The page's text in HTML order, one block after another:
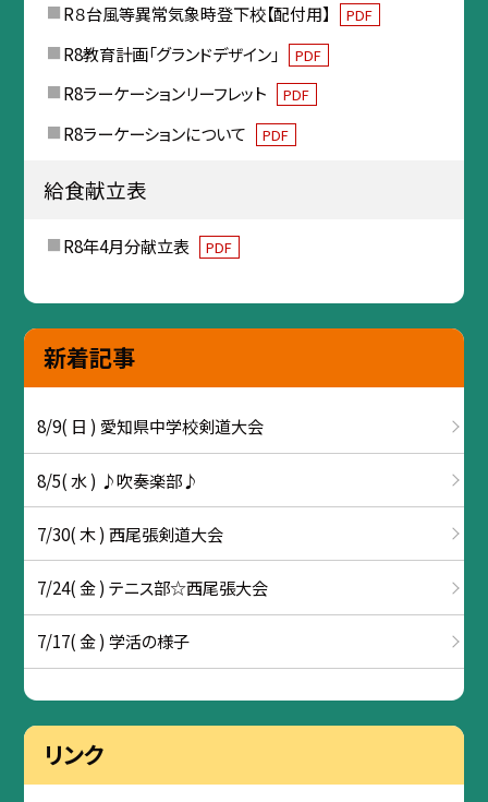
R８台風等異常気象時登下校【配付用】 PDF
R8教育計画「グランドデザイン」 PDF
R8ラーケーションリーフレット PDF
R8ラーケーションについて PDF
給食献立表
R8年4月分献立表 PDF
新着記事
8/9( 日 ) 愛知県中学校剣道大会
8/5( 水 ) ♪吹奏楽部♪
7/30( 木 ) 西尾張剣道大会
7/24( 金 ) テニス部☆西尾張大会
7/17( 金 ) 学活の様子
リンク